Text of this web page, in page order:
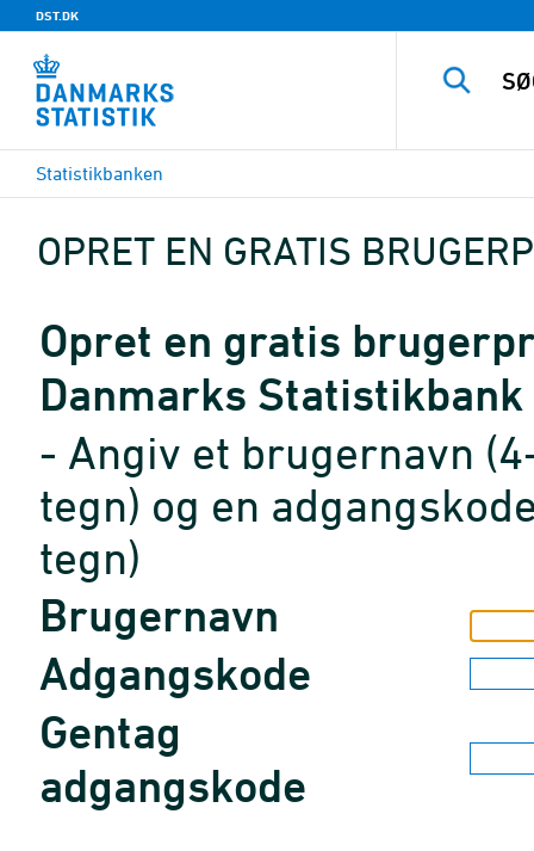
DST.DK
Statistikbanken
OPRET EN GRATIS
Opret en gratis
Danmarks Statistikbank
- Angiv et brugernavn
tegn) og en
tegn)
Brugernavn
Adgangskode
Gentag
adgangskode